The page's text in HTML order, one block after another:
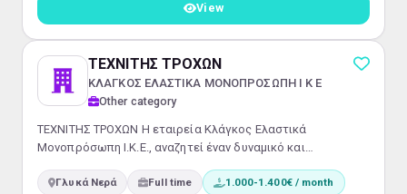
View
ΤΕΧΝΙΤΗΣ ΤΡΟΧΩΝ
ΚΛΑΓΚΟΣ ΕΛΑΣΤΙΚΑ ΜΟΝΟΠΡΟΣΩΠΗ Ι Κ Ε
Other category
ΤΕΧΝΙΤΗΣ ΤΡΟΧΩΝ Η εταιρεία Κλάγκος Ελαστικά
Μονοπρόσωπη Ι.Κ.Ε., αναζητεί έναν δυναμικό και
φυσική παρουσία. Αρμοδιότητες: Εκτέλεση χειρωνακτικών
Γλυκά Νερά Full time 1.000-1.400€ / month